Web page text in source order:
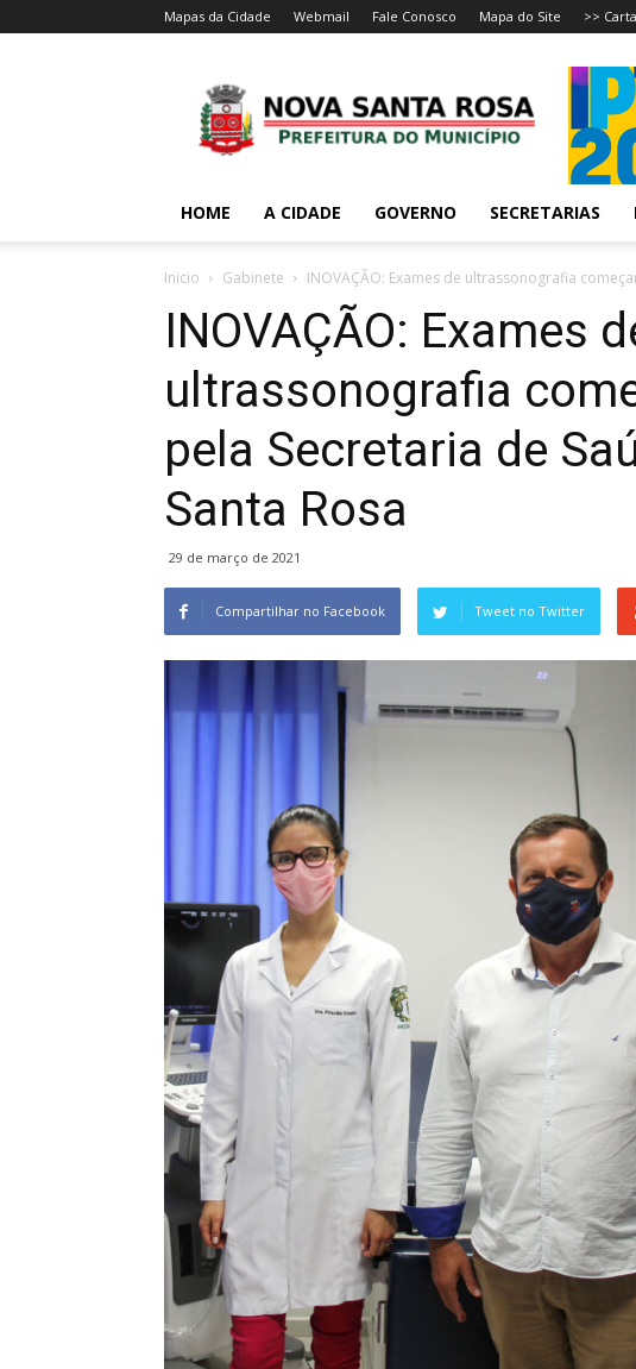
Mapas da Cidade Webmail Fale Conosco Mapa do Site >>
HOME A CIDADE GOVERNO SECRETARIAS
Inicio Gabinete INOVAÇÃO: Exames de ultrassonografia
INOVAÇÃO: Exames
ultrassonografia
pela Secretaria de
Santa Rosa
29 de março de 2021
Compartilhar no Facebook Tweet no Twitter